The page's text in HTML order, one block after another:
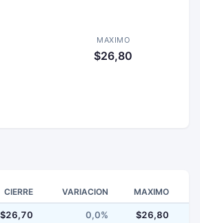
MAXIMO
$26,80
CIERRE VARIACION MAXIMO
$26,70 0,0% $26,80